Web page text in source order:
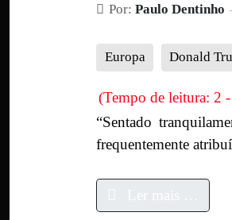
Por: Paulo Dentinho
Europa Donald
(Tempo de leitura: 2
“Sentado
frequentemente